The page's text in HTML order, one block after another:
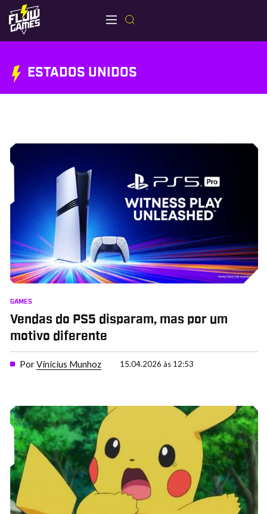
ESTADOS UNIDOS
GAMES
Vendas do PS5 disparam, mas por um
motivo diferente
PorVinícius Munhoz 15.04.2026 às 12:53